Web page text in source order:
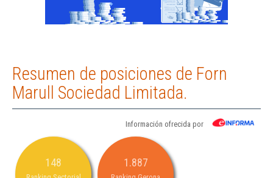
Resumen de posiciones de Forn
Marull Sociedad Limitada.
Información ofrecida por
148 1.887